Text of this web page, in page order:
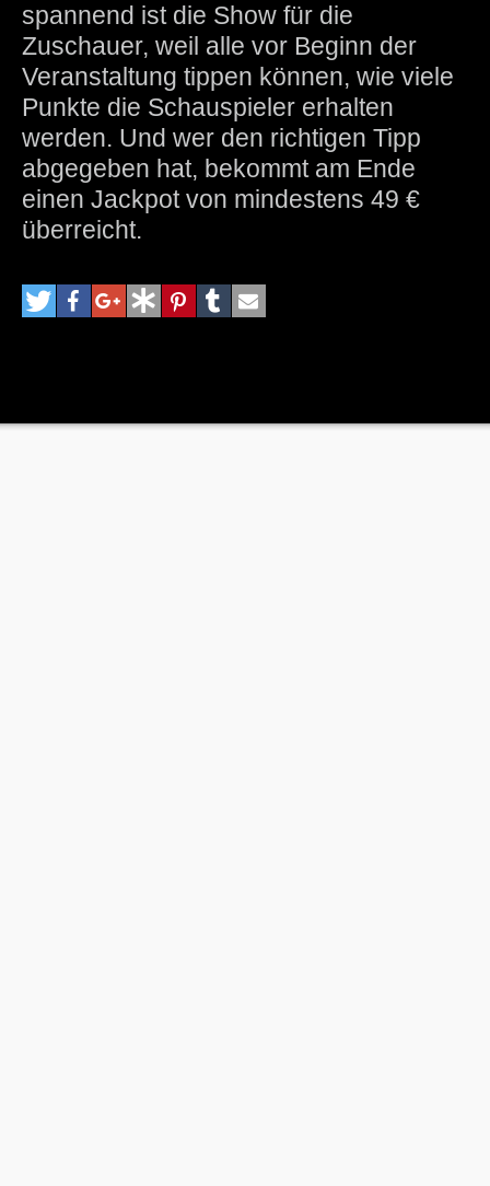
spannend ist die Show für die
Zuschauer, weil alle vor Beginn der
Veranstaltung tippen können, wie viele
Punkte die Schauspieler erhalten
werden. Und wer den richtigen Tipp
abgegeben hat, bekommt am Ende
einen Jackpot von mindestens 49 €
überreicht.